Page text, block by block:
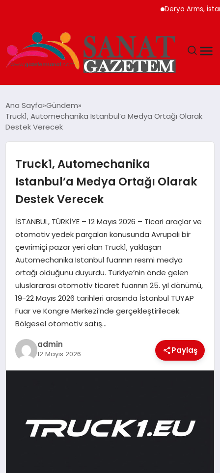
Derya Arms,
TEKNOLOJI
YAŞAM
EKONOMI
SAĞLIK
DÜNYA
EĞITIM
Ana Sayfa Gündem
Truck1, Automechanika Istanbul’a Medya Ortağı Olarak
Destek Verecek
Truck1, Automechanika
Istanbul’a Medya Ortağı Olarak
Destek Verecek
İSTANBUL, TÜRKİYE – 12 Mayıs 2026 – Ticari araçlar ve
otomotiv yedek parçaları konusunda Avrupalı bir
çevrimiçi pazar yeri olan Truck1, yaklaşan
Automechanika Istanbul fuarının resmi medya
ortağı olduğunu duyurdu. Türkiye’nin önde gelen
uluslararası otomotiv ticaret fuarının 25. yıl dönümü,
19-22 Mayıs 2026 tarihleri arasında İstanbul TUYAP
Fuar ve Kongre Merkezi’nde gerçekleştirilecek.
Bölgesel otomotiv satış…
admin
12 Mayıs 2026 Paylaş